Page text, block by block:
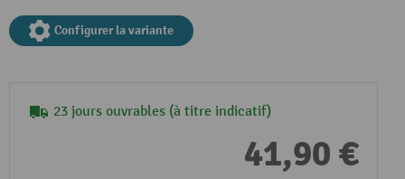
Configurer la variante
23 jours ouvrables (à titre indicatif)
41,90 €